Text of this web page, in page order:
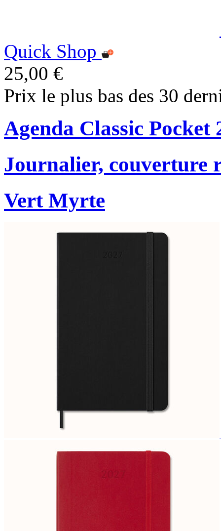
Quick Shop
25,00 €
Prix le plus bas des 30
Agenda Classic Pocket
Journalier, couverture
Vert Myrte